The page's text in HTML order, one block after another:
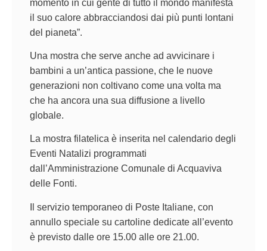
momento in cui gente di tutto il mondo manifesta
il suo calore abbracciandosi dai più punti lontani
del pianeta”.
Una mostra che serve anche ad avvicinare i
bambini a un’antica passione, che le nuove
generazioni non coltivano come una volta ma
che ha ancora una sua diffusione a livello
globale.
La mostra filatelica è inserita nel calendario degli
Eventi Natalizi programmati
dall’Amministrazione Comunale di Acquaviva
delle Fonti.
Il servizio temporaneo di Poste Italiane, con
annullo speciale su cartoline dedicate all’evento
è previsto dalle ore 15.00 alle ore 21.00.